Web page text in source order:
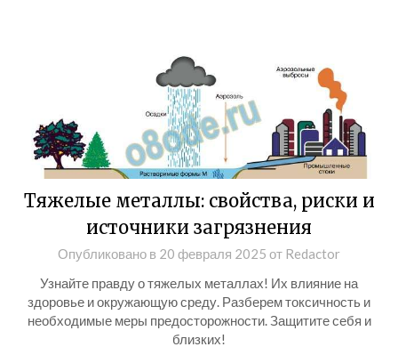
Тяжелые металлы: свойства, риски и
источники загрязнения
Опубликовано в 20 февраля 2025 от Redactor
Узнайте правду о тяжелых металлах! Их влияние на
здоровье и окружающую среду. Разберем токсичность и
необходимые меры предосторожности. Защитите себя и
близких!